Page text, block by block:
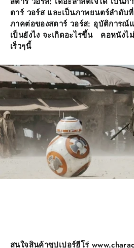
ตาร์ วอร์ส และเป็นภาพยนตร์ลำดับ
ภาคต่อของสตาร์ วอร์ส: อุบัติการณ์
เป็นยังไง จะเกิดอะไรขึ้น คอหนัง
เร็วๆนี้
สนใจสินค้าซุปเปอร์ฮีโร่